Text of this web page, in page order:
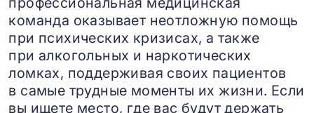
команда оказывает неотложную помощь
при психических кризисах, а также
при алкогольных и наркотических
ломках, поддерживая своих пациентов
в самые трудные моменты их жизни. Если
вы ищете место, где вас будут держать